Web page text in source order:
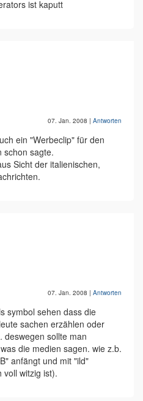
ist kaputt
07. Jan. 2008 | Antworten
ein "Werbeclip" für den
schon sagte.
Sicht der italienischen,
07. Jan. 2008 | Antworten
symbol sehen dass die
sachen erzählen oder
deswegen sollte man
die medien sagen. wie z.b.
anfängt und mit "ild"
voll witzig ist).